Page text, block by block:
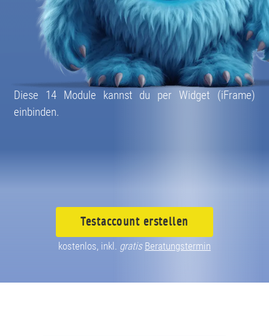
Diese 14 Module kannst du per Widget (iFrame)
einbinden.
Testaccount erstellen
kostenlos, inkl. gratis Beratungstermin